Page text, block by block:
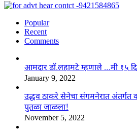
Popular
Recent
Comments
आमदार डॉ.लहामटे म्हणाले …मी १५
January 9, 2022
उद्धव ठाकरे सेनेचा संगमनेरात अंतर्गत
पुतळा जाळला!
November 5, 2022